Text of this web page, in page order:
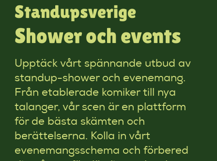
Standupsverige
Shower och events
Upptäck vårt spännande utbud av
standup-shower och evenemang.
Från etablerade komiker till nya
talanger, vår scen är en plattform
för de bästa skämten och
berättelserna. Kolla in vårt
evenemangsschema och förbered